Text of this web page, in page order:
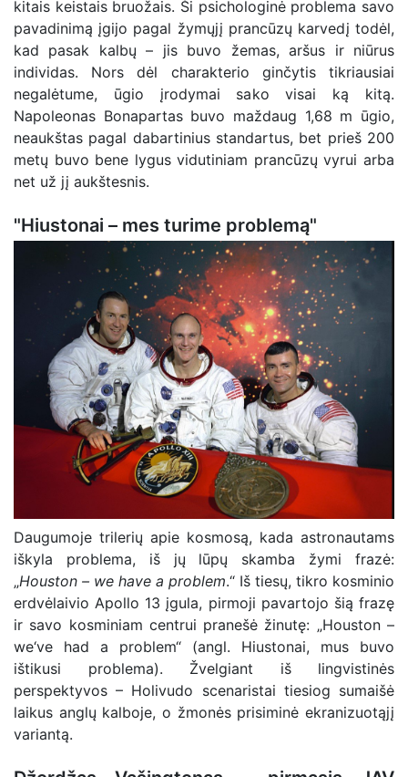
kitais keistais bruožais. Ši psichologinė problema savo
pavadinimą įgijo pagal žymųjį prancūzų karvedį todėl,
kad pasak kalbų – jis buvo žemas, aršus ir niūrus
individas. Nors dėl charakterio ginčytis tikriausiai
negalėtume, ūgio įrodymai sako visai ką kitą.
Napoleonas Bonapartas buvo maždaug 1,68 m ūgio,
neaukštas pagal dabartinius standartus, bet prieš 200
metų buvo bene lygus vidutiniam prancūzų vyrui arba
net už jį aukštesnis.
"Hiustonai – mes turime problemą"
Daugumoje trilerių apie kosmosą, kada astronautams
iškyla problema, iš jų lūpų skamba žymi frazė:
„Houston – we have a problem.“ Iš tiesų, tikro kosminio
erdvėlaivio Apollo 13 įgula, pirmoji pavartojo šią frazę
ir savo kosminiam centrui pranešė žinutę: „Houston –
we‘ve had a problem“ (angl. Hiustonai, mus buvo
ištikusi problema). Žvelgiant iš lingvistinės
perspektyvos – Holivudo scenaristai tiesiog sumaišė
laikus anglų kalboje, o žmonės prisiminė ekranizuotąjį
variantą.